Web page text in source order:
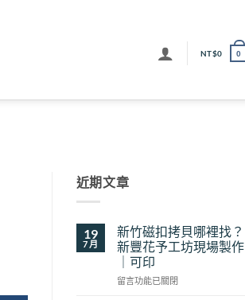
NT$0 0
近期文章
19
7 月
新竹磁扣拷貝哪裡找？
新豐花予工坊現場製作
｜可印
在
留言功能已關閉